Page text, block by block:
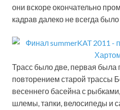
они вскоре окончательно
кадрав далеко не всегда
Трасс было две, первая была
повторением старой трассы
весеннего басейна с
шлемы, тапки, велосипеды и